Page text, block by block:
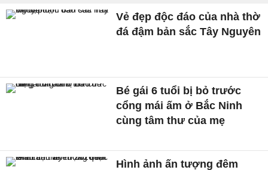
Vẻ đẹp độc đáo của nhà thờ
đá đậm bản sắc Tây Nguyên
Bé gái 6 tuổi bị bỏ trước
cổng mái ấm ở Bắc Ninh
cùng tâm thư của mẹ
Hình ảnh ấn tượng đêm